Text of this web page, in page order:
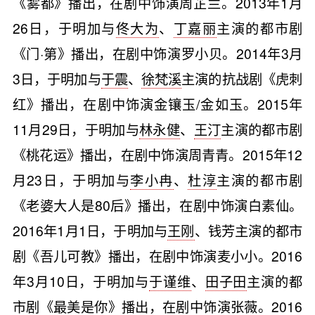
26日，于明加与佟大为、 丁嘉丽主演的都市剧
《门·第》播出，在剧中饰演罗小贝。2014年3月
3日，于明加与于震、 徐梵溪主演的抗战剧《虎刺
红》播出，在剧中饰演金镶玉/金如玉。2015年
11月29日，于明加与林永健、 王汀主演的都市剧
《桃花运》播出，在剧中饰演周青青。2015年12
月23日，于明加与李小冉、杜淳主演的都市剧
《老婆大人是80后》播出，在剧中饰演白素仙。
2016年1月1日，于明加与王刚、钱芳主演的都市
剧《吾儿可教》播出，在剧中饰演麦小小。2016
年3月10日，于明加与于谨维、 田子田主演的都
市剧《最美是你》播出，在剧中饰演张薇。2016